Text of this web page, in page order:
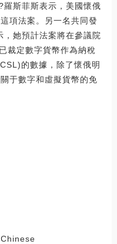
斯菲斯表示，美國懷俄
項法案。另一名共同發
她預計法案將在參議院
裁定數字貨幣作為納稅
的數據，除了懷俄明
于數字和虛擬貨幣的免